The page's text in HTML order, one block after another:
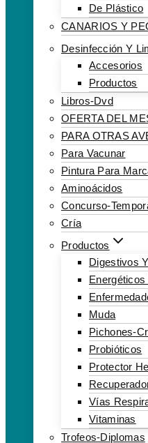
De Plástico
CANARIOS Y
Desinfección Y
Accesorios
Productos
Libros-Dvd
OFERTA DEL
PARA OTRAS
Para Vacunar
Pintura Para
Aminoácidos
Concurso-
Cría
Productos
Digestivos
Muda
Pichones-
Probióticos
Protector
Vías
Vitaminas
Trofeos-Diplomas